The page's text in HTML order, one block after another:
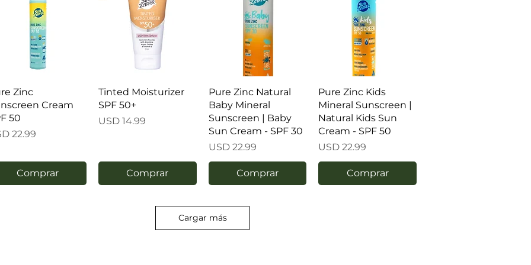
Zinc
Cream
50
22.99
Comprar
Tinted Moisturizer
SPF 50+
Precio
USD 14.99
Comprar
Pure Zinc Natural
Baby Mineral
Sunscreen | Baby
Sun Cream - SPF 30
Precio
USD 22.99
Comprar
Pure Zinc Kids
Mineral Sunscreen |
Natural Kids Sun
Cream - SPF 50
Precio
USD 22.99
Comprar
Cargar más